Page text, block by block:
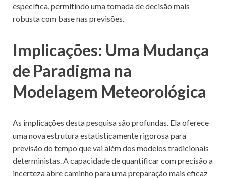
específica, permitindo uma tomada de decisão mais
robusta com base nas previsões.
Implicações: Uma Mudança
de Paradigma na
Modelagem Meteorológica
As implicações desta pesquisa são profundas. Ela oferece
uma nova estrutura estatisticamente rigorosa para
previsão do tempo que vai além dos modelos tradicionais
deterministas. A capacidade de quantificar com precisão a
incerteza abre caminho para uma preparação mais eficaz